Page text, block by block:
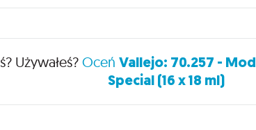
Używałeś? Oceń Vallejo: 70.257 -
Special (16 x 18 ml)